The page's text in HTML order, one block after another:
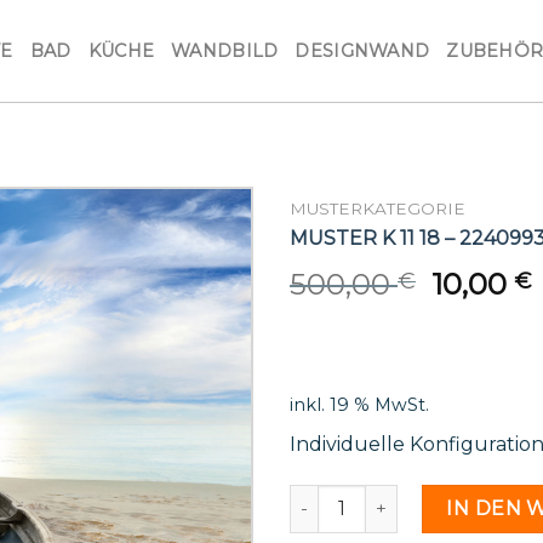
BAD KÜCHE WANDBILD DESIGNWAND ZUBEHÖR
MUSTERKATEGORIE
MUSTER K 11 18 –
500,00€
Original
10,00€
inkl. 19 % MwSt.
Individuelle Konfiguration
MUSTER K 11 18 - 2240993
IN DEN